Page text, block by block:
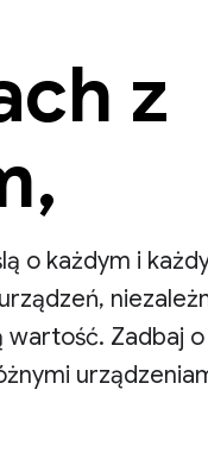
z
o każdym i
Zadbaj